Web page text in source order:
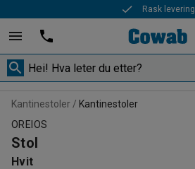
Rask levering
Kantinestoler
Kantinestoler
OREIOS
Stol
Hvit